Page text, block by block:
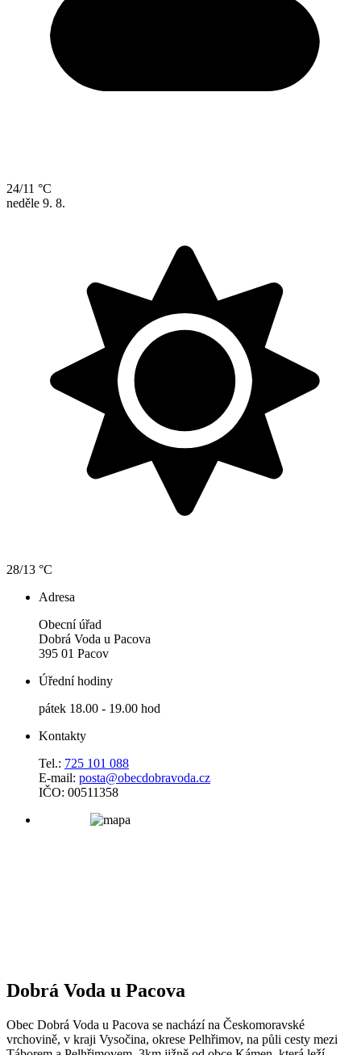
24/11 °C
neděle 9. 8.
28/13 °C
Adresa
Obecní úřad
Dobrá Voda u Pacova
395 01 Pacov
Úřední hodiny
pátek 18.00 - 19.00 hod
Kontakty
Tel.: 725 101 088
E-mail: posta@obecdobravoda.cz
IČO: 00511358
Dobrá Voda u Pacova
Obec Dobrá Voda u Pacova se nachází na Českomoravské
vrchovině, v kraji Vysočina, okrese Pelhřimov, na půli cesty mezi